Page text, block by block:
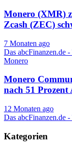
Monero (XMR)
Zcash (ZEC)
7 Monaten ago
Das abcFinanzen.de -
Monero
Monero
nach 51
12 Monaten ago
Das abcFinanzen.de -
Kategorien